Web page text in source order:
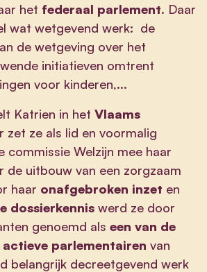
het federaal parlement. Daar
wat wetgevend werk: de
de wetgeving over het
initiatieven omtrent
voor kinderen,...
Katrien in het Vlaams
zet ze als lid en voormalig
commissie Welzijn mee haar
de uitbouw van een zorgzaam
haar onafgebroken inzet en
dossierkennis werd ze door
genoemd als een van de
actieve parlementairen van
belangrijk decreetgevend werk